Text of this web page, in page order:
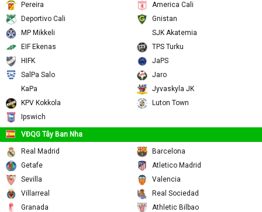
Atl. Nacional
Santa Fe
Pereira
America Cali
Deportivo Cali
Gnistan
MP Mikkeli
SJK Akatemia
EIF Ekenas
TPS Turku
HIFK
JaPS
SalPa Salo
Jaro
KaPa
KPV Kokkola
Luton Town
Ipswich
Real Madrid
Barcelona
Getafe
Atletico Madrid
Valencia